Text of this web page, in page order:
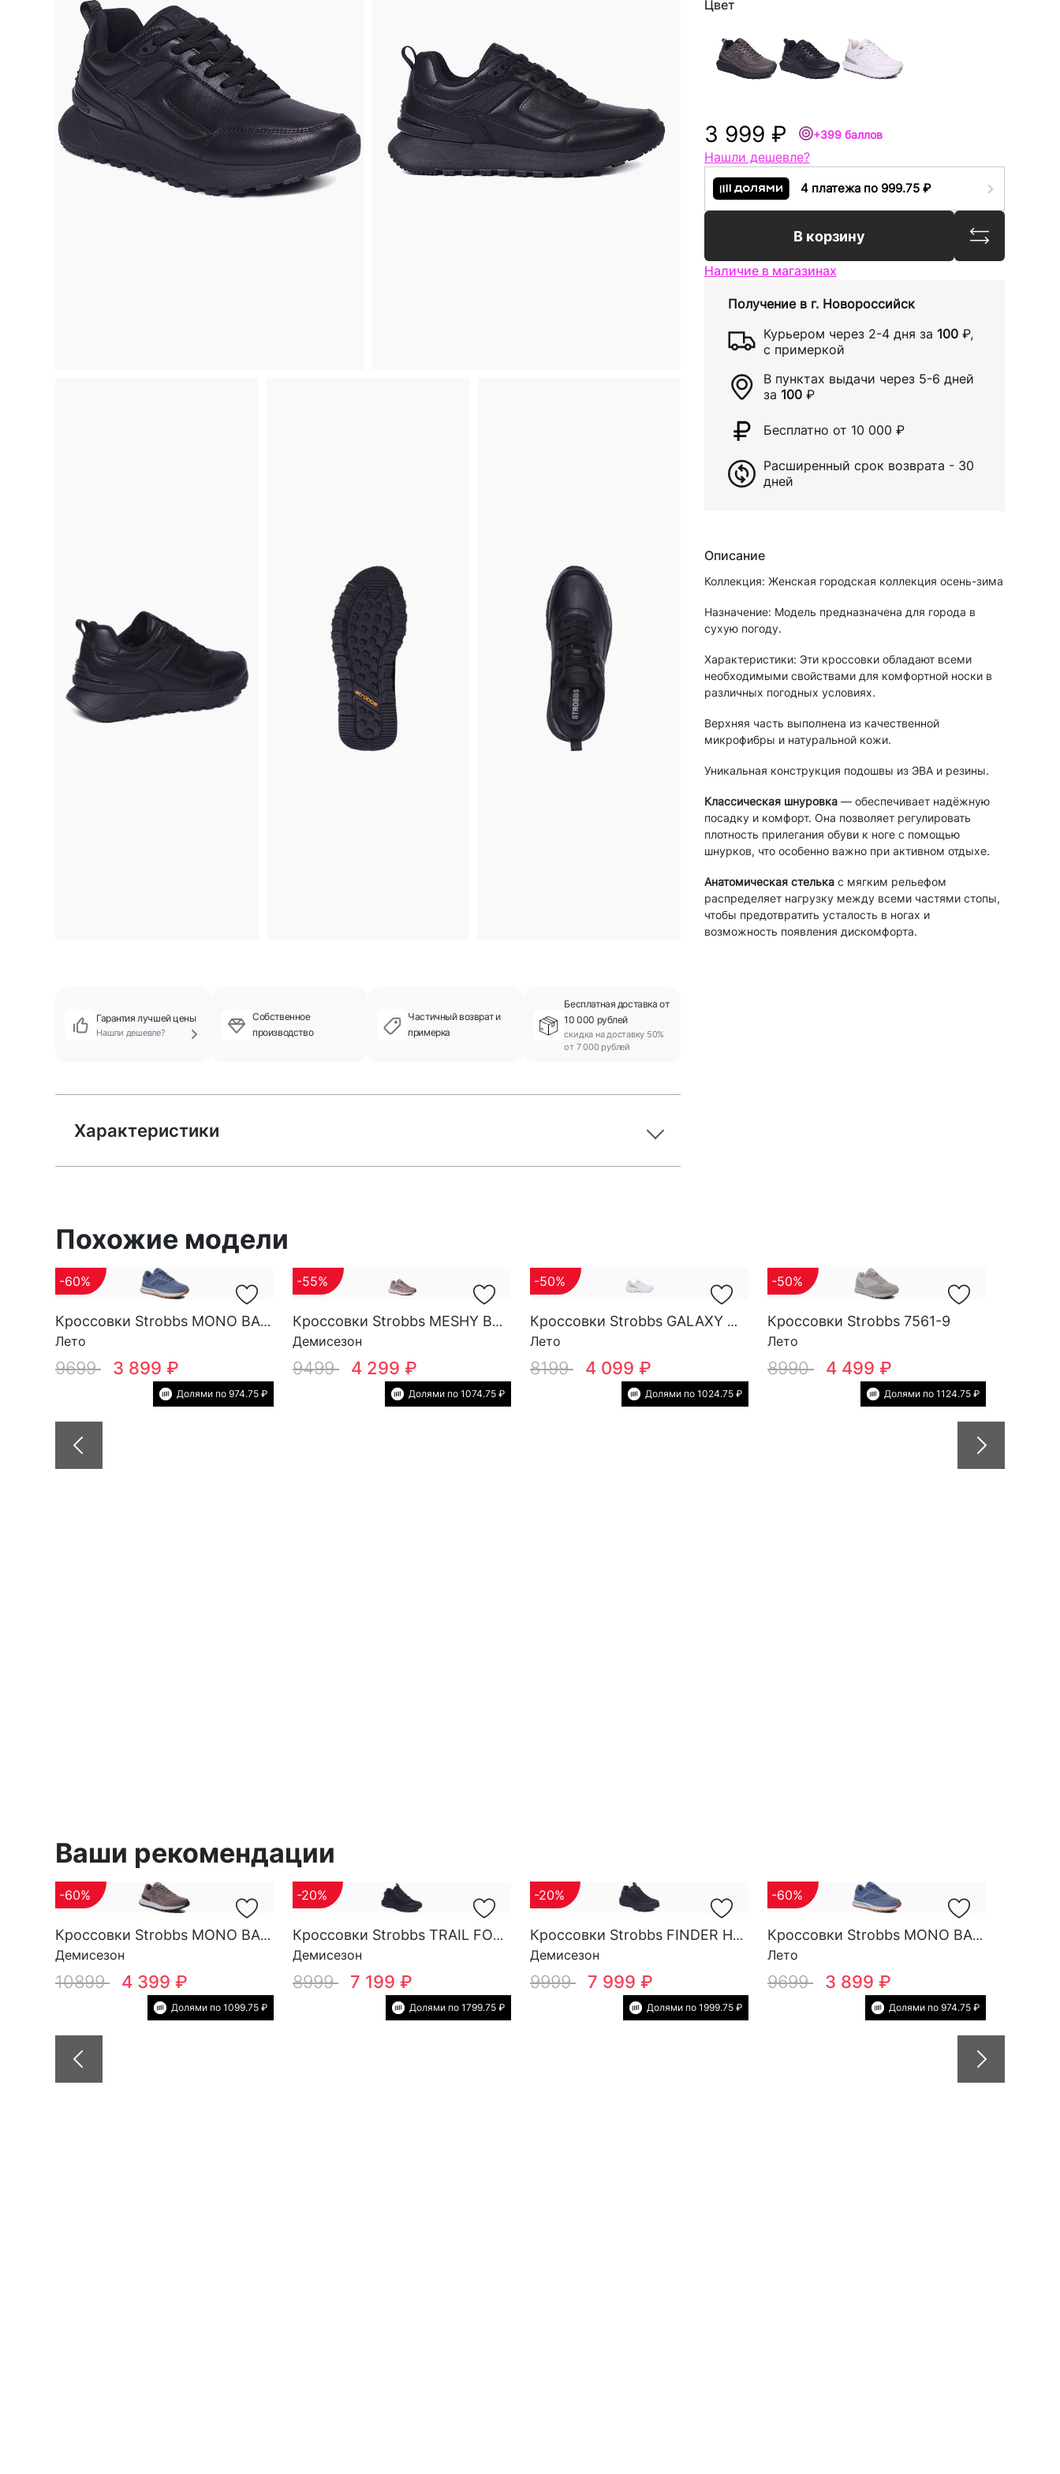
Цвет
3 999 ₽ +399 баллов
Нашли дешевле?
4 платежа по 999.75 ₽
В корзину Сравнить
Наличие в магазинах
Получение в г. Новороссийск
Курьером через 2-4 дня за 100 ₽,
с примеркой
В пунктах выдачи через 5-6 дней
за 100 ₽
Бесплатно от 10 000 ₽
Расширенный срок возврата - 30
дней
Описание
Коллекция: Женская городская коллекция осень-зима
Назначение: Модель предназначена для города в
сухую погоду.
Характеристики: Эти кроссовки обладают всеми
необходимыми свойствами для комфортной носки в
различных погодных условиях.
Верхняя часть выполнена из качественной
микрофибры и натуральной кожи.
Уникальная конструкция подошвы из ЭВА и резины.
Классическая шнуровка— обеспечивает надёжную
посадку и комфорт. Она позволяет регулировать
плотность прилегания обуви к ноге с помощью
шнурков, что особенно важно при активном отдыхе.
Анатомическая стелька с мягким рельефом
распределяет нагрузку между всеми частями стопы,
чтобы предотвратить усталость в ногах и
возможность появления дискомфорта.
Гарантия лучшей цены
Нашли дешевле?
Собственное
производство
Частичный возврат и
примерка
Бесплатная доставка от
10 000 рублей
скидка на доставку 50%
от 7 000 рублей
Характеристики
Похожие модели
Кроссовки Strobbs MONO BASE W 7552-5
Лето
-60%
9699 3 899 ₽
Долями по 974.75 ₽
Кроссовки Strobbs MESHY BASE W 7700-25
Демисезон
-55%
9499 4 299 ₽
Долями по 1074.75 ₽
Кроссовки Strobbs GALAXY W 7801-16
Лето
-50%
8199 4 099 ₽
Долями по 1024.75 ₽
Кроссовки Strobbs 7561-9
Лето
-50%
8990 4 499 ₽
Долями по 1124.75 ₽
Ваши рекомендации
Кроссовки Strobbs MONO BASE M 3696-17
Демисезон
-60%
10899 4 399 ₽
Долями по 1099.75 ₽
Кроссовки Strobbs TRAIL FORCE YOW SG M 3818-3
Демисезон
-20%
8999 7 199 ₽
Долями по 1799.75 ₽
Кроссовки Strobbs FINDER HG M 3788-2
Демисезон
-20%
9999 7 999 ₽
Долями по 1999.75 ₽
Кроссовки Strobbs MONO BASE W 7552-5
Лето
-60%
9699 3 899 ₽
Долями по 974.75 ₽